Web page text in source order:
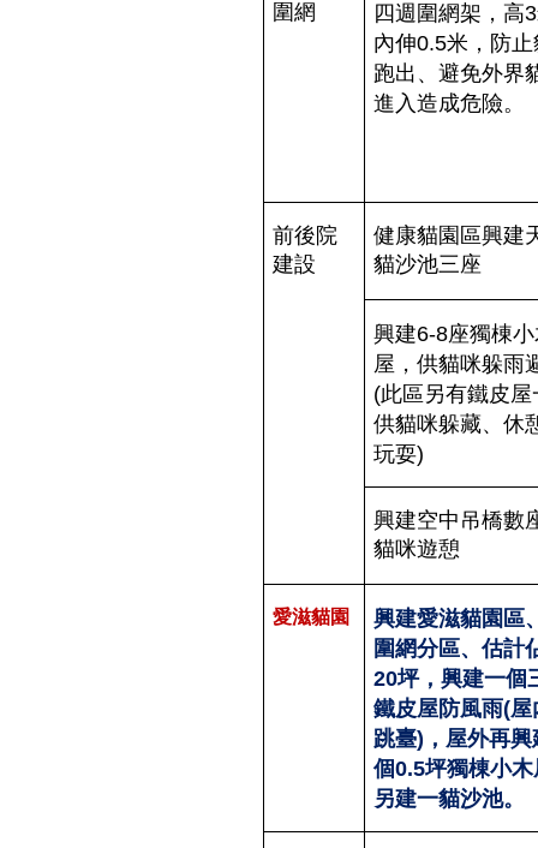
圍網 四週圍網架，高3
內伸0.5米，防
跑出、避免外界
進入造成危險。
前後院
建設
健康貓園區興建
貓沙池三座
興建6-8座獨棟
屋，供貓咪躲雨
(此區另有鐵皮屋
供貓咪躲藏、休
玩耍)
興建空中吊橋數
貓咪遊憩
愛滋貓園
興建愛滋貓園區
圍網分區、估計
20坪，興建一個
鐵皮屋防風雨(屋
跳臺) ，屋外再
個0.5坪獨棟小
另建一貓沙池。